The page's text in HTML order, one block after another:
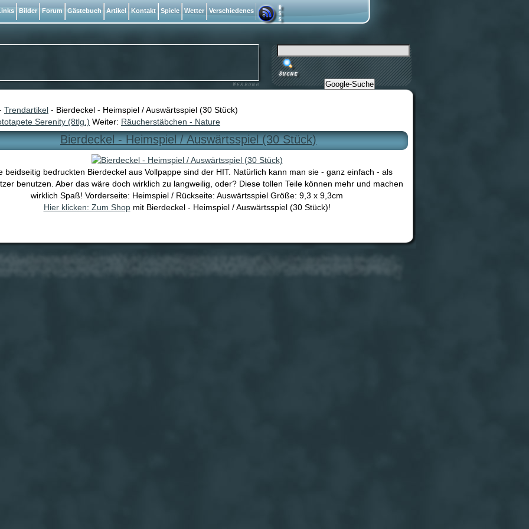
Trendartikel - Bierdeckel - Heimspiel / Auswärtsspiel (30 Stück)
Serenity (8tlg.) Weiter: Räucherstäbchen - Nature
Bierdeckel - Heimspiel / Auswärtsspiel (30 Stück)
beidseitig bedruckten Bierdeckel aus Vollpappe sind der HIT. Natürlich kann man sie - ganz einfach - als
benutzen. Aber das wäre doch wirklich zu langweilig, oder? Diese tollen Teile können mehr und machen
wirklich Spaß! Vorderseite: Heimspiel / Rückseite: Auswärtsspiel Größe: 9,3 x 9,3cm
Hier klicken: Zum Shopmit Bierdeckel - Heimspiel / Auswärtsspiel (30 Stück)!
Bilder Forum Gästebuch Artikel Kontakt Spiele Wetter Verschiedenes
Google-Suche